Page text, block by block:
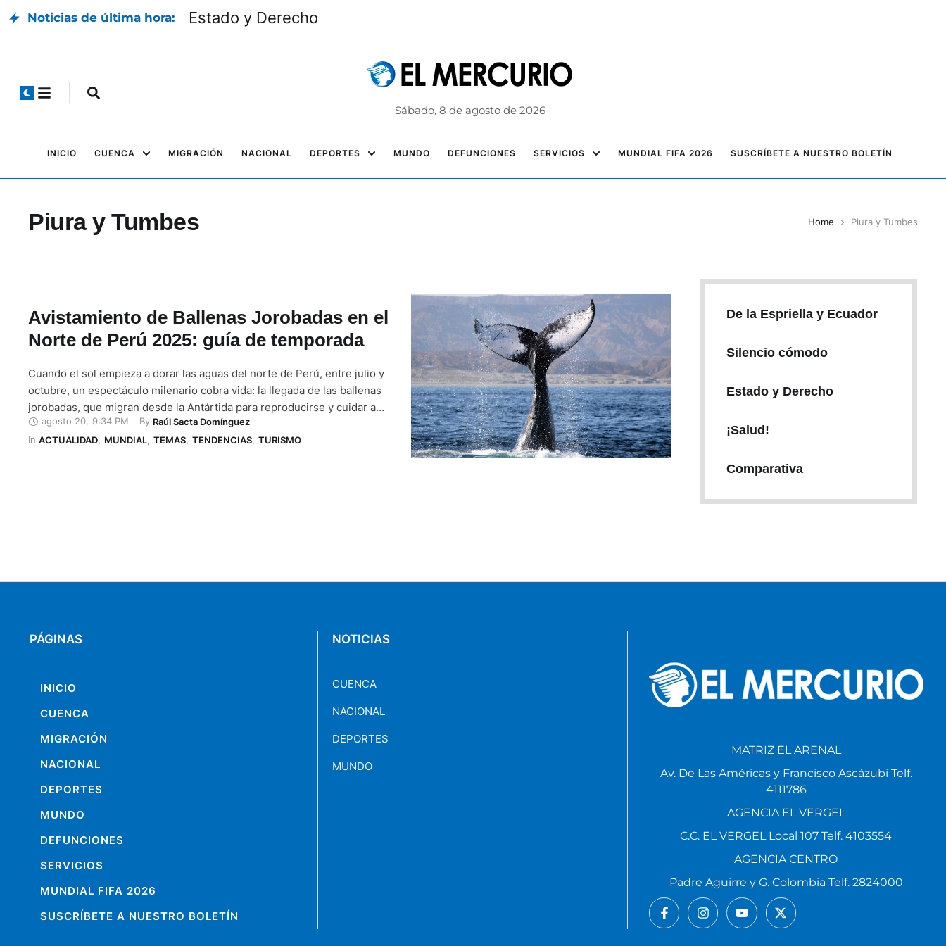
Noticias de última hora: Estado y Derecho
Sábado, 8 de agosto de 2026
INICIO CUENCA MIGRACIÓN NACIONAL DEPORTES MUNDO DEFUNCIONES SERVICIOS MUNDIAL FIFA 2026 SUSCRÍBETE A NUESTRO BOLETÍN
Piura y Tumbes Home Piura y Tumbes
Avistamiento de Ballenas Jorobadas en el
Norte de Perú 2025: guía de temporada
Cuando el sol empieza a dorar las aguas del norte de Perú, entre julio y
octubre, un espectáculo milenario cobra vida: la llegada de las ballenas
jorobadas, que migran desde la Antártida para reproducirse y cuidar a
sus crías. Durante esta temporada, las aguas de Piura y Tumbes reciben
a quienes desean ver a una ballena elevarse en el aire, escuchar …
agosto 20 9:34 PM By Raúl Sacta Domínguez
In ACTUALIDAD, MUNDIAL, TEMAS, TENDENCIAS, TURISMO
De la Espriella y Ecuador
Silencio cómodo
Estado y Derecho
¡Salud!
Comparativa
PÁGINAS
INICIO
CUENCA
MIGRACIÓN
NACIONAL
DEPORTES
MUNDO
DEFUNCIONES
SERVICIOS
MUNDIAL FIFA 2026
SUSCRÍBETE A NUESTRO BOLETÍN
NOTICIAS
CUENCA
NACIONAL
DEPORTES
MUNDO
MATRIZ EL ARENAL
Av. De Las Américas y Francisco Ascázubi Telf.
4111786
AGENCIA EL VERGEL
C.C. EL VERGEL Local 107 Telf. 4103554
AGENCIA CENTRO
Padre Aguirre y G. Colombia Telf. 2824000